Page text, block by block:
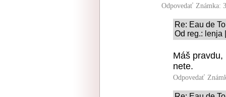
Odpovedať Známka:
Re: Eau de
Od reg.: lenja
Máš
nete.
Odpovedať